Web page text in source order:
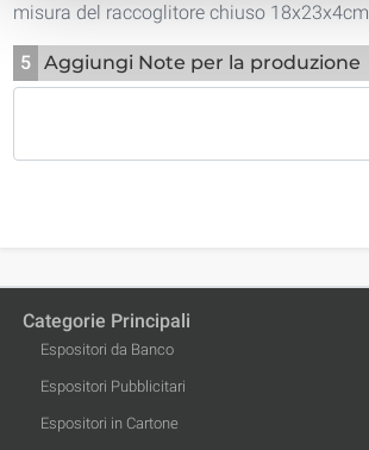
misura del raccoglitore chiuso 18x23x4cm
5 Aggiungi Note per la produzione
Categorie Principali
Espositori da Banco
Espositori Pubblicitari
Espositori in Cartone